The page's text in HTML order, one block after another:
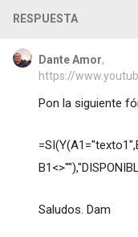
RESPUESTA
Dante Amor,
https://
Pon la siguiente
Saludos. Dam